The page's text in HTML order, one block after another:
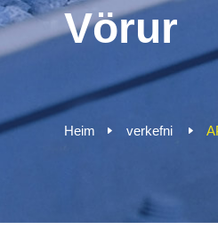
Vörur
Heim verkefni